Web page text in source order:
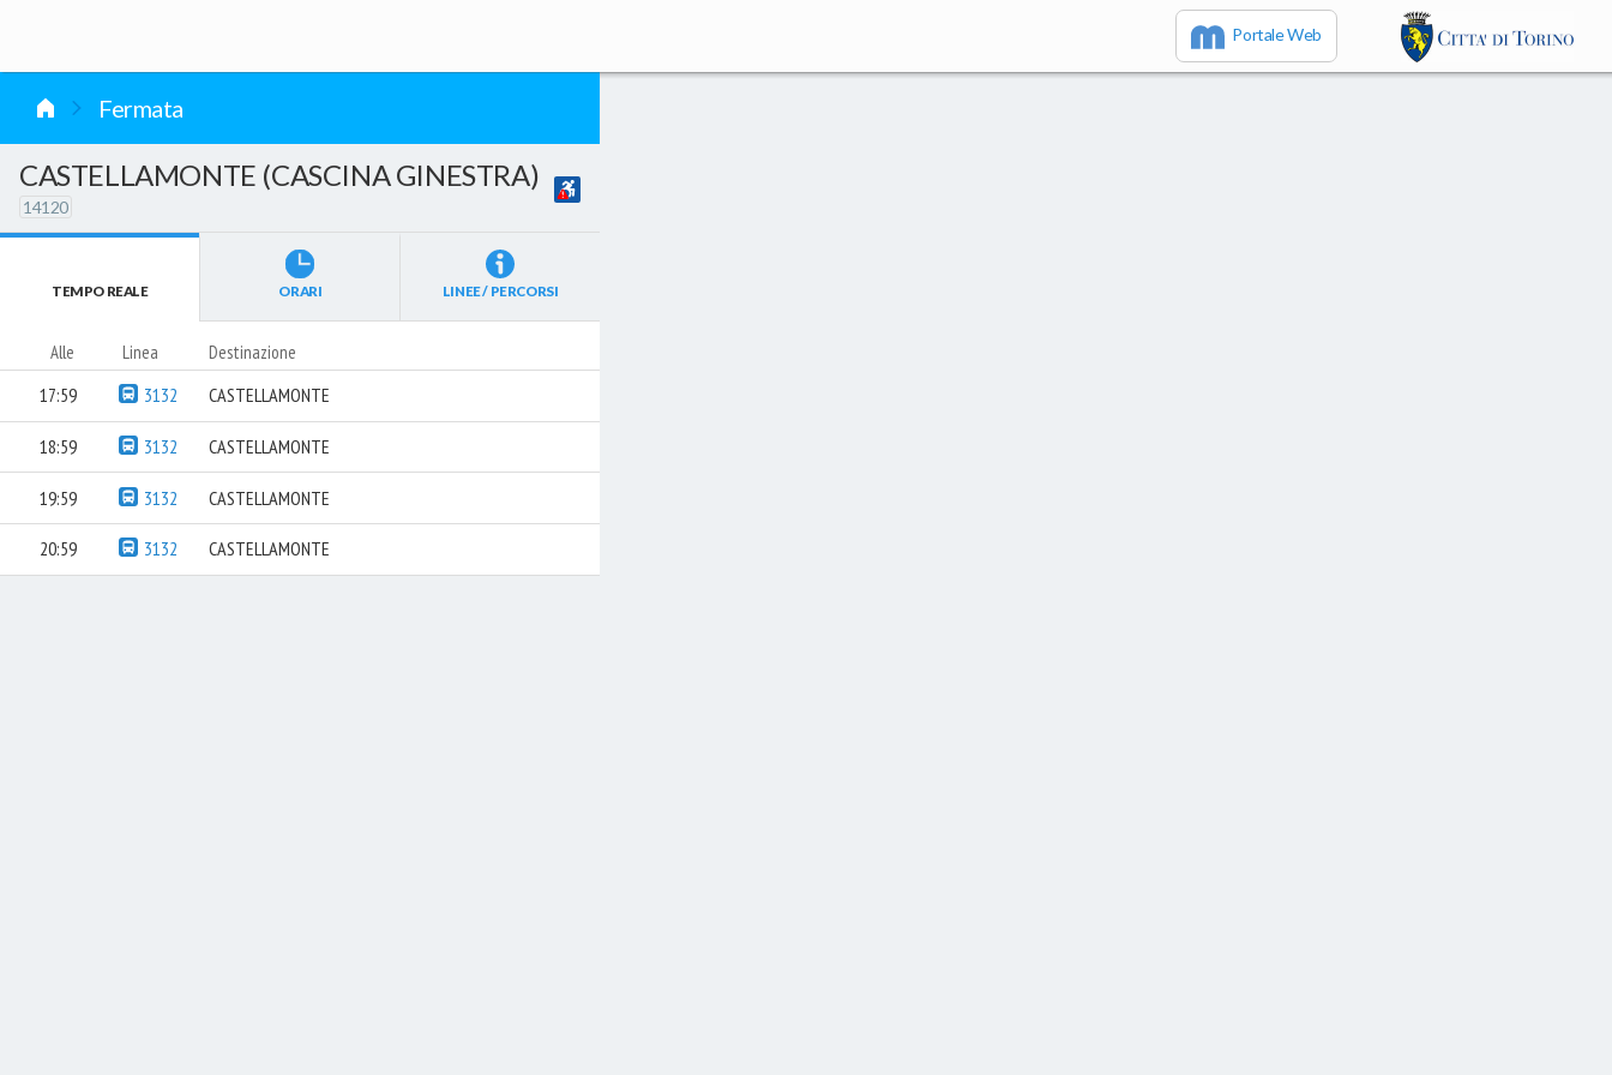
Portale Web
Fermata
CASTELLAMONTE (CASCINA GINESTRA)
14120
TEMPO REALE ORARI LINEE / PERCORSI
Alle Linea Destinazione
17:59 3132 CASTELLAMONTE
18:59 3132 CASTELLAMONTE
19:59 3132 CASTELLAMONTE
20:59 3132 CASTELLAMONTE